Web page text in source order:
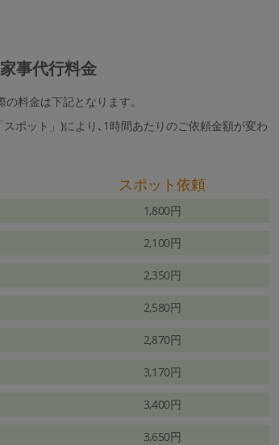
事代行料金
料金は下記となります。
ポット」)により､1時間あたりのご依頼金額が変わ
スポット依頼
1,800円
2,100円
2,350円
2,580円
2,870円
3,170円
3,400円
3,650円